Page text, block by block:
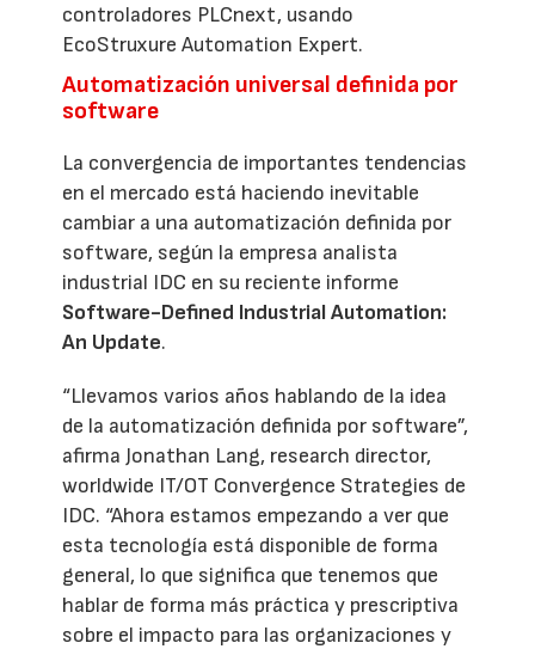
controladores PLCnext, usando
EcoStruxure Automation Expert.
Automatización universal definida por
software
La convergencia de importantes tendencias
en el mercado está haciendo inevitable
cambiar a una automatización definida por
software, según la empresa analista
industrial IDC en su reciente informe
Software-Defined Industrial Automation:
An Update.
“Llevamos varios años hablando de la idea
de la automatización definida por software”,
afirma Jonathan Lang, research director,
worldwide IT/OT Convergence Strategies de
IDC. “Ahora estamos empezando a ver que
esta tecnología está disponible de forma
general, lo que significa que tenemos que
hablar de forma más práctica y prescriptiva
sobre el impacto para las organizaciones y